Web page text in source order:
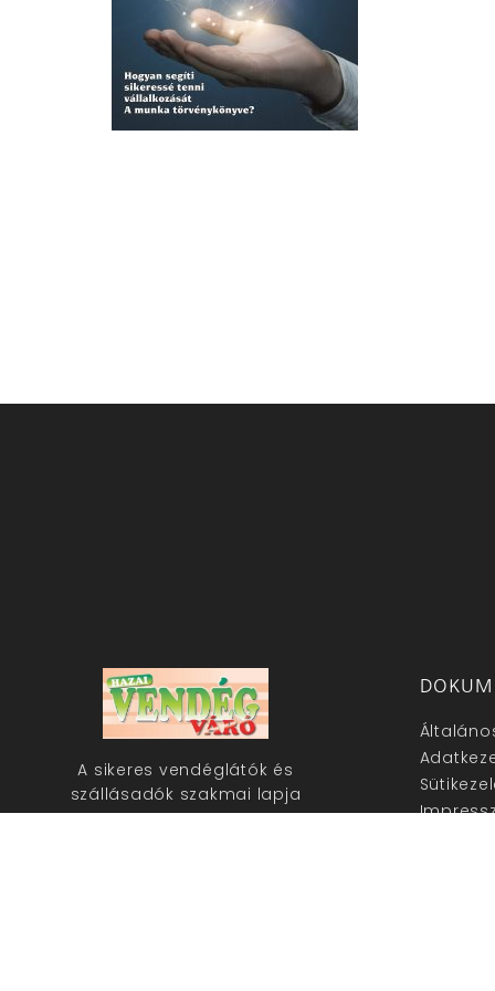
A sikeres vendéglátók és
szállásadók szakmai lapja